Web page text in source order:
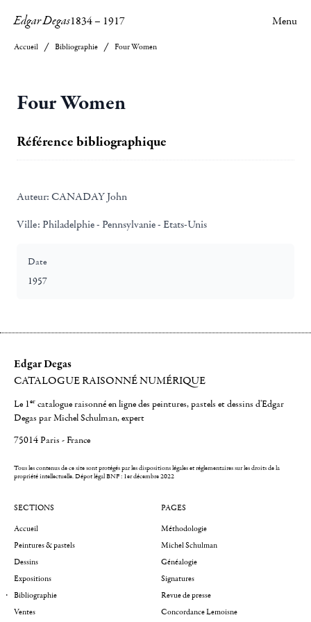
Edgar Degas1834– 1917 Menu
Accueil Bibliographie Four Women
Four Women
Référence bibliographique
Auteur: CANADAY John
Ville: Philadelphie - Pennsylvanie - Etats-Unis
Date
1957
Edgar Degas
CATALOGUE RAISONNÉ NUMÉRIQUE
Le 1er catalogue raisonné en ligne des peintures, pastels et dessins d'Edgar
Degas par Michel Schulman, expert
75014 Paris - France
Tous les contenus de ce site sont protégés par les dispositions légales et réglementaires sur les droits de la
propriété intellectuelle.Dépot légal BNF : 1er décembre 2022
SECTIONS
Accueil
Peintures & pastels
Dessins
Expositions
Bibliographie
Ventes
PAGES
Méthodologie
Michel Schulman
Généalogie
Signatures
Revue de presse
Concordance Lemoisne